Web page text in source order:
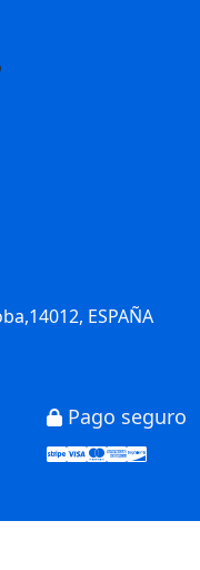
ESPAÑA
Pago seguro
Stripe
Visa